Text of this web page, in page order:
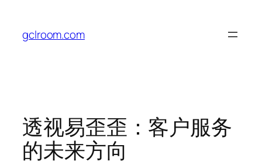
content
gclroom.com
透视易歪歪：客户服务
的未来方向